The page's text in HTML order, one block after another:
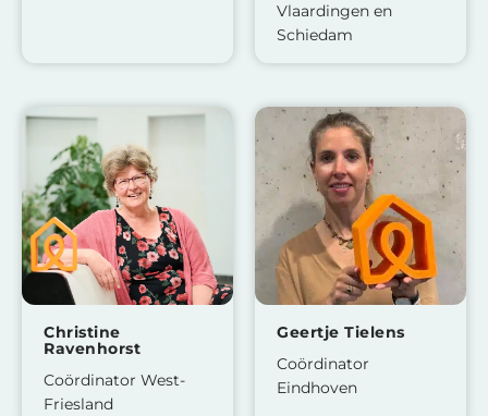
Vlaardingen en
Schiedam
Christine
Ravenhorst
Coördinator West-
Friesland
Geertje Tielens
Coördinator
Eindhoven